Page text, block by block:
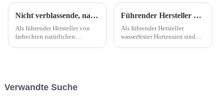
Nicht verblassende, natürliche Simulation von Anthurium: Hochwertige Herstellung
Als führender Hersteller von
farbechten natürlichen
produzieren.
Führender Hersteller wasserfester Hortensien
Als führender Hersteller
wasserfester Hortensien sind
Verwandte Suche